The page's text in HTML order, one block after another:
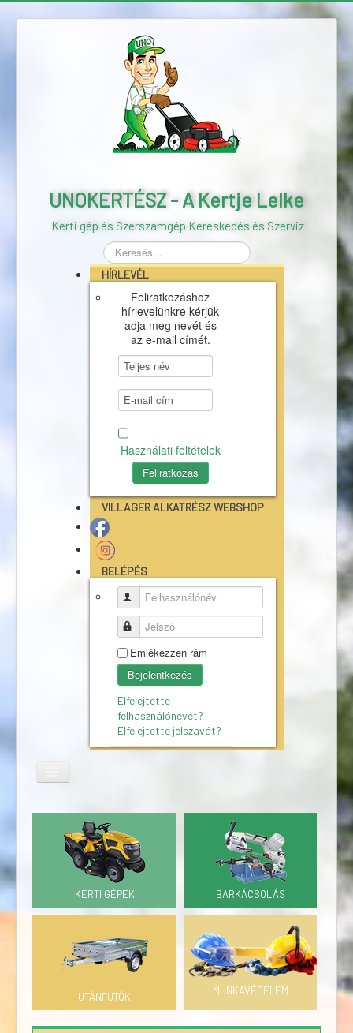
UNOKERTÉSZ - A Kertje Lelke
Kerti gép és Szerszámgép Kereskedés és Szerviz
Keresés...
HÍRLEVÉL
Feliratkozáshoz
hírlevelünkre kérjük
adja meg nevét és
az e-mail címét.
Használati feltételek
VILLAGER ALKATRÉSZ WEBSHOP
BELÉPÉS
Felhasználónév
Jelszó
Emlékezzen rám
Bejelentkezés
Elfelejtette
felhasználónevét?
Elfelejtette jelszavát?
KERTI GÉPEK BARKÁCSOLÁS
UTÁNFUTÓK
MUNKAVÉDELEM